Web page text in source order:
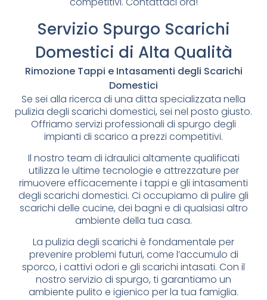
Servizio Spurgo Scarichi
Domestici di Alta Qualità
Rimozione Tappi e Intasamenti degli Scarichi
Domestici
Se sei alla ricerca di una ditta specializzata nella
pulizia degli scarichi domestici, sei nel posto giusto.
Offriamo servizi professionali di spurgo degli
impianti di scarico a prezzi competitivi.
Il nostro team di idraulici altamente qualificati
utilizza le ultime tecnologie e attrezzature per
rimuovere efficacemente i tappi e gli intasamenti
degli scarichi domestici. Ci occupiamo di pulire gli
scarichi delle cucine, dei bagni e di qualsiasi altro
ambiente della tua casa.
La pulizia degli scarichi è fondamentale per
prevenire problemi futuri, come l’accumulo di
sporco, i cattivi odori e gli scarichi intasati. Con il
nostro servizio di spurgo, ti garantiamo un
ambiente pulito e igienico per la tua famiglia.